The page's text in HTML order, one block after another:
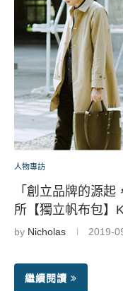
人物專訪
「創立品牌的源
所【獨立帆布包】
by Nicholas 2019-
繼續閱讀